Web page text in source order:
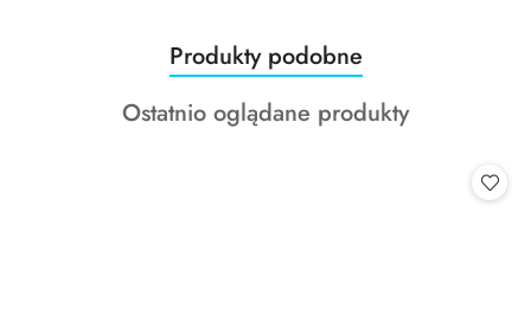
Pomiń karuzelę produktów
Produkty
o
statusie:
Produkty podobne
Produkty
Ostatnio oglądane produkty